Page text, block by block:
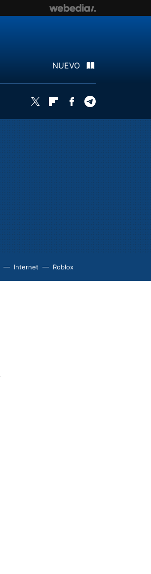
NUEVO
Twitter FlipboardFacebook
Internet Roblox